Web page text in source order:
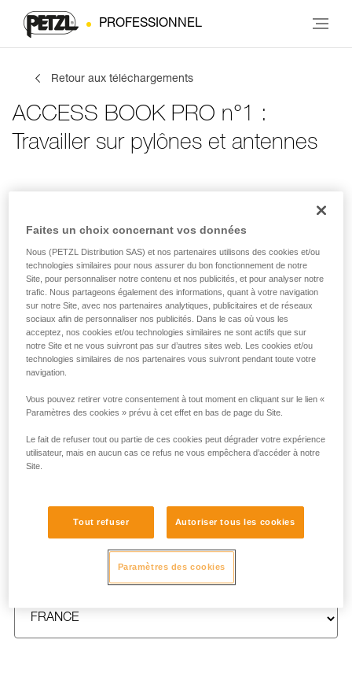
PROFESSIONNEL
Retour aux téléchargements
ACCESS BOOK PRO n°1 :
Travailler sur pylônes et antennes
Infos de contact
Inscris tes coordonnées
PRÉNOM *
Faites un choix concernant vos données
Nous (PETZL Distribution SAS) et nos partenaires utilisons des cookies et/ou
technologies similaires pour nous assurer du bon fonctionnement de notre
Site, pour personnaliser notre contenu et nos publicités, et pour analyser notre
trafic. Nous partageons également des informations, quant à votre navigation
sur notre Site, avec nos partenaires analytiques, publicitaires et de réseaux
sociaux afin de personnaliser nos publicités. Dans le cas où vous les
acceptez, nos cookies et/ou technologies similaires ne sont actifs que sur
notre Site et ne vous suivront pas sur d’autres sites web. Les cookies et/ou
technologies similaires de nos partenaires vous suivront pendant toute votre
navigation.
Vous pouvez retirer votre consentement à tout moment en cliquant sur le lien «
Paramètres des cookies » prévu à cet effet en bas de page du Site.
Le fait de refuser tout ou partie de ces cookies peut dégrader votre expérience
utilisateur, mais en aucun cas ce refus ne vous empêchera d’accéder à notre
Site.
Tout refuser Autoriser tous les cookies
Paramètres des cookies